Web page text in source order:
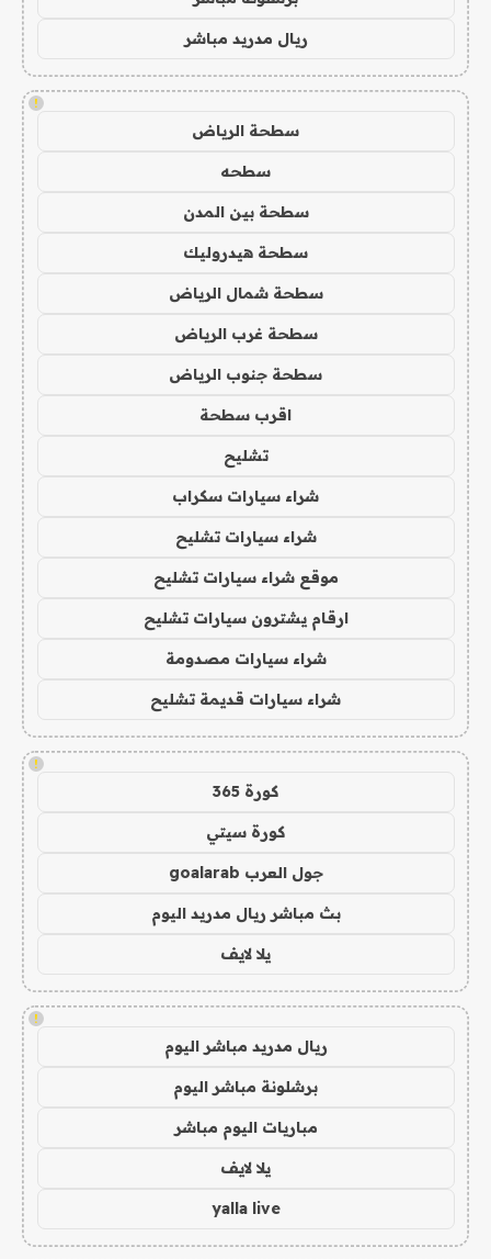
ريال مدريد مباشر
!
سطحة الرياض
سطحه
سطحة بين المدن
سطحة هيدروليك
سطحة شمال الرياض
سطحة غرب الرياض
سطحة جنوب الرياض
اقرب سطحة
تشليح
شراء سيارات سكراب
شراء سيارات تشليح
موقع شراء سيارات تشليح
ارقام يشترون سيارات تشليح
شراء سيارات مصدومة
شراء سيارات قديمة تشليح
!
كورة 365
كورة سيتي
جول العرب goalarab
بث مباشر ريال مدريد اليوم
يلا لايف
!
ريال مدريد مباشر اليوم
برشلونة مباشر اليوم
مباريات اليوم مباشر
يلا لايف
yalla live